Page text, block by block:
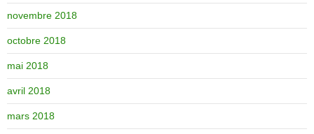
novembre 2018
octobre 2018
mai 2018
avril 2018
mars 2018